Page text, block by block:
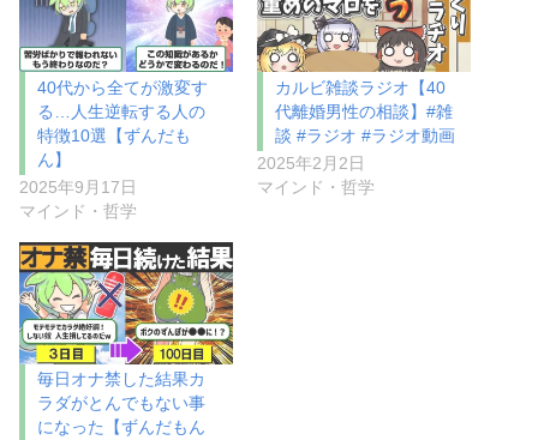
40代から全てが激変す
る…人生逆転する人の
特徴10選【ずんだも
ん】
2025年9月17日
マインド・哲学
カルビ雑談ラジオ【40
代離婚男性の相談】#雑
談 #ラジオ #ラジオ動画
2025年2月2日
マインド・哲学
毎日オナ禁した結果カ
ラダがとんでもない事
になった【ずんだもん